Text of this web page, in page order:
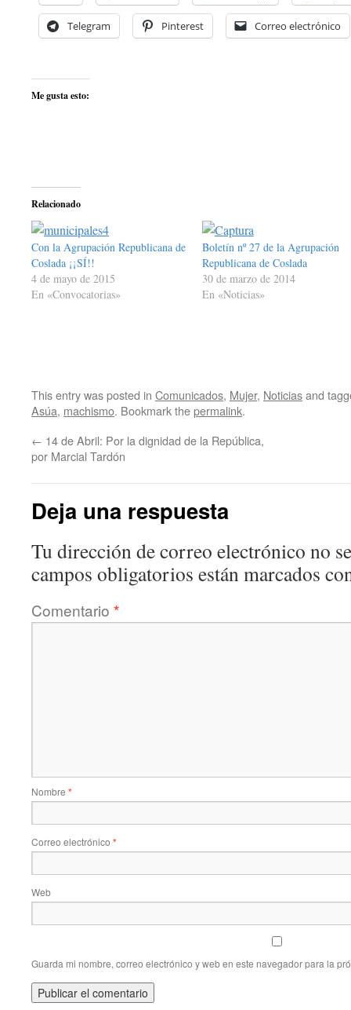
Telegram Pinterest Correo electrónico
Me gusta esto:
Relacionado
Con la Agrupación Republicana de
Coslada ¡¡SÍ!!
4 de mayo de 2015
En «Convocatorias»
Boletín nº 27 de la Agrupación
Republicana de Coslada
30 de marzo de 2014
En «Noticias»
This entry was posted in Comunicados, Mujer, Noticiasand
Asúa, machismo. Bookmark thepermalink.
← 14 de Abril: Por la dignidad de la República,
por Marcial Tardón
Deja una respuesta
Tu dirección de correo electrónico no
campos obligatorios están marcados
Comentario *
Nombre *
Correo electrónico *
Web
Guarda mi nombre, correo electrónico y web en este navegador para la